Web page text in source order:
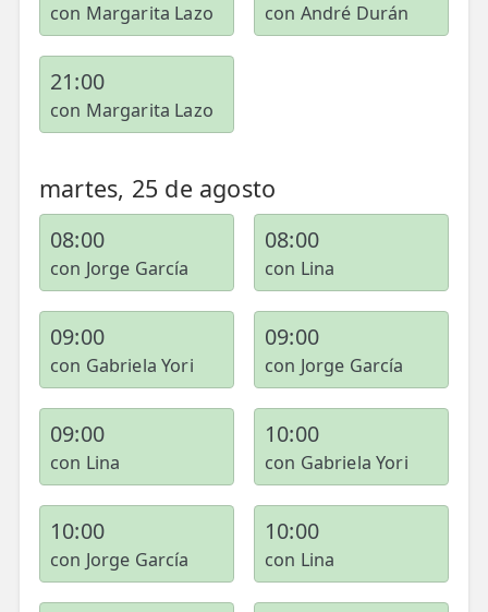
con Margarita Lazo con André Durán
21:00
con Margarita Lazo
martes, 25 de agosto
08:00
con Jorge García
08:00
con Lina
09:00
con Gabriela Yori
09:00
con Jorge García
09:00
con Lina
10:00
con Gabriela Yori
10:00
con Jorge García
10:00
con Lina